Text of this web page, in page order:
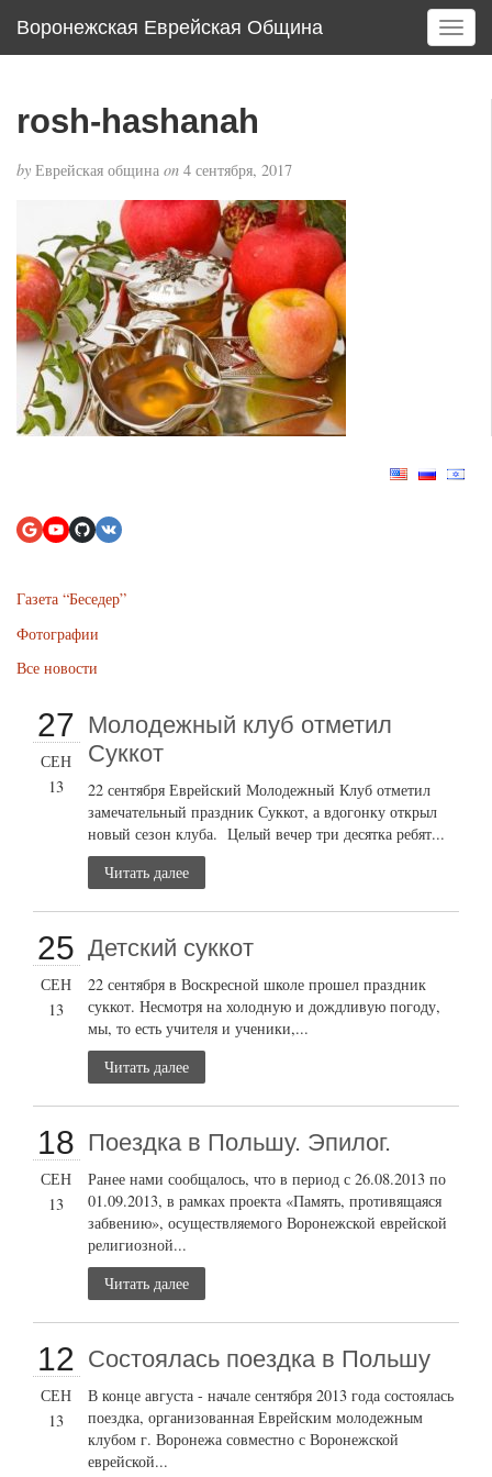
Воронежская Еврейская Община
T
o
rosh-hashanah
by Еврейская община on 4 сентября, 2017
Газета “Беседер”
Фотографии
Все новости
27
СЕН
13
Молодежный клуб отметил
Суккот
22 сентября Еврейский Молодежный Клуб отметил
замечательный праздник Суккот, а вдогонку открыл
новый сезон клуба. Целый вечер три десятка ребят...
Читать далее
25
СЕН
13
Детский суккот
22 сентября в Воскресной школе прошел праздник
суккот. Несмотря на холодную и дождливую погоду,
мы, то есть учителя и ученики,...
Читать далее
18
СЕН
13
Поездка в Польшу. Эпилог.
Ранее нами сообщалось, что в период с 26.08.2013 по
01.09.2013, в рамках проекта «Память, противящаяся
забвению», осуществляемого Воронежской еврейской
религиозной...
Читать далее
12
СЕН
13
Состоялась поездка в Польшу
В конце августа - начале сентября 2013 года состоялась
поездка, организованная Еврейским молодежным
клубом г. Воронежа совместно с Воронежской
еврейской...